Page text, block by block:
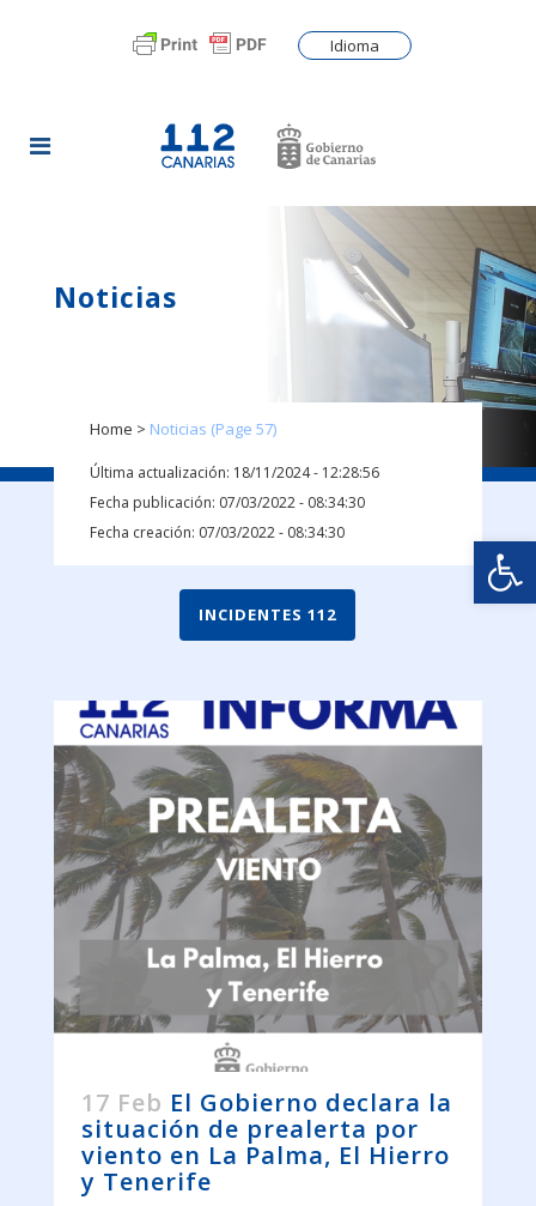
Idioma
Noticias
Home > Noticias (Page 57)
Última actualización: 18/11/2024 - 12:28:56
Fecha publicación: 07/03/2022 - 08:34:30
Fecha creación: 07/03/2022 - 08:34:30
INCIDENTES 112
17 Feb El Gobierno declara la
situación de prealerta por
viento en La Palma, El Hierro
y Tenerife